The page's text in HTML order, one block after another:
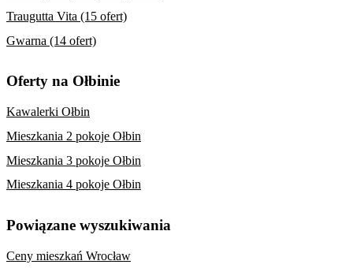
Traugutta Vita (15 ofert)
Gwarna (14 ofert)
Oferty na Ołbinie
Kawalerki Ołbin
Mieszkania 2 pokoje Ołbin
Mieszkania 3 pokoje Ołbin
Mieszkania 4 pokoje Ołbin
Powiązane wyszukiwania
Ceny mieszkań Wrocław